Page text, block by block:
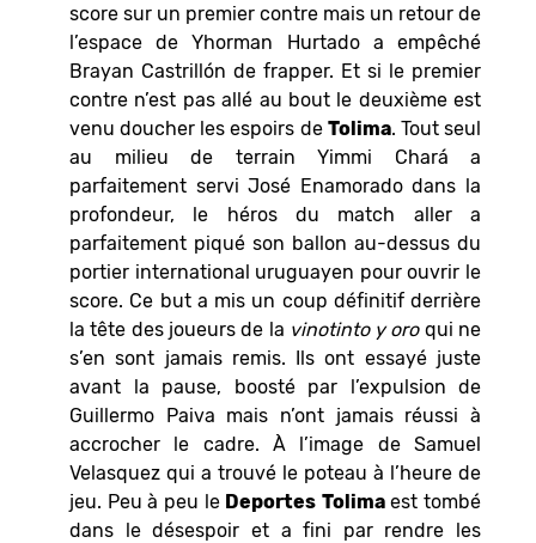
score sur un premier contre mais un retour de
l’espace de Yhorman Hurtado a empêché
Brayan Castrillón de frapper. Et si le premier
contre n’est pas allé au bout le deuxième est
venu doucher les espoirs de Tolima. Tout seul
au milieu de terrain Yimmi Chará a
parfaitement servi José Enamorado dans la
profondeur, le héros du match aller a
parfaitement piqué son ballon au-dessus du
portier international uruguayen pour ouvrir le
score. Ce but a mis un coup définitif derrière
la tête des joueurs de la vinotinto y oroqui ne
s’en sont jamais remis. Ils ont essayé juste
avant la pause, boosté par l’expulsion de
Guillermo Paiva mais n’ont jamais réussi à
accrocher le cadre. À l’image de Samuel
Velasquez qui a trouvé le poteau à l’heure de
jeu. Peu à peu le Deportes Tolimaest tombé
dans le désespoir et a fini par rendre les